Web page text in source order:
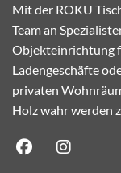
Mit der ROKU
Team an
Objekteinrichtung
Ladengeschäfte
privaten
Holz wahr werden